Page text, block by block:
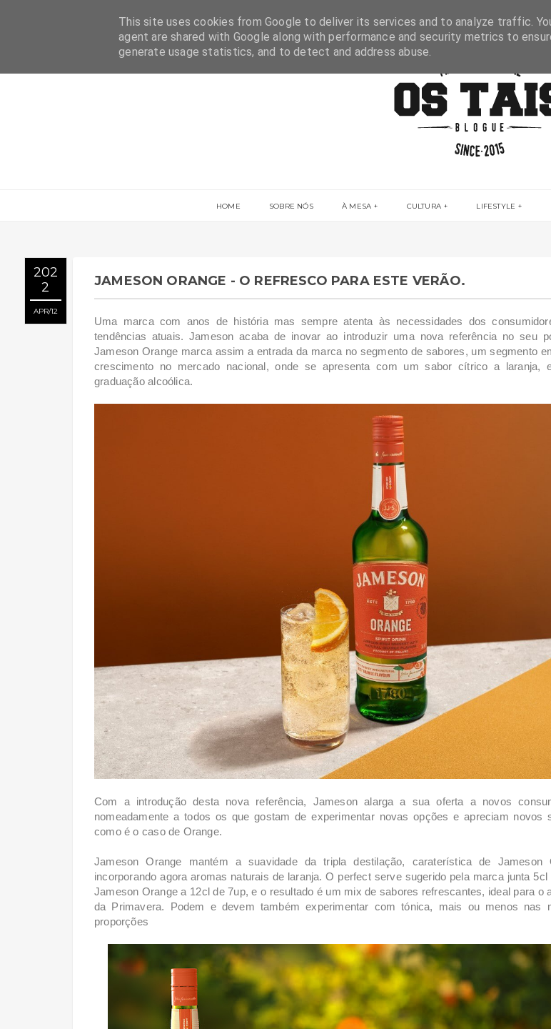
HOME SOBRE NÓS À MESA CULTURA LIFESTYLE
202
2
APR 12
JAMESON ORANGE - O REFRESCO PARA ESTE VERÃO.
Uma marca com anos de história mas sempre atenta às necessidades dos
tendências atuais.Jameson acaba de inovar ao introduzir uma nova referência no seu
Jameson Orange marca assim a entrada da marca no segmento de sabores, um segmento
crescimento no mercado nacional, onde se apresenta com um sabor cítrico a laranja,
graduação alcoólica.
Com a introdução desta nova referência, Jameson alarga a sua oferta a novos
nomeadamente a todos os que gostam de experimentar novas opções e apreciam novos
como é o caso de Orange.
Jameson Orange mantém a suavidade da tripla destilação, caraterística de Jameson
incorporando agora aromas naturais de laranja. O perfect serve sugerido pela marca junta 5cl
Jameson Orange a 12cl de 7up, e o resultado é um mix de sabores refrescantes, ideal para o
da Primavera. Podem e devem também experimentar com tónica, mais ou menos nas
proporções
This site uses cookies from Google to deliver its services and to analyze traffic.
agent are shared with Google along with performance and security metrics to
generate usage statistics, and to detect and address abuse.